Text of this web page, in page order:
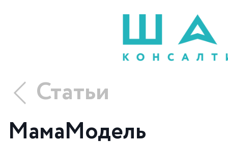
Статьи
МамаМодель